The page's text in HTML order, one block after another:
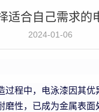
适合自己需求的
2024-01-06
过程中，电泳漆因其优
磨性，已成为金属表面